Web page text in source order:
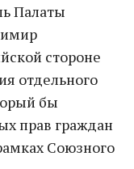
Палаты
стороне
отдельного
бы
прав граждан
Союзного